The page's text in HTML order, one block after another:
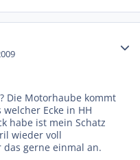
Die Motorhaube kommt
welcher Ecke in HH
habe ist mein Schatz
wieder voll
gerne einmal an.